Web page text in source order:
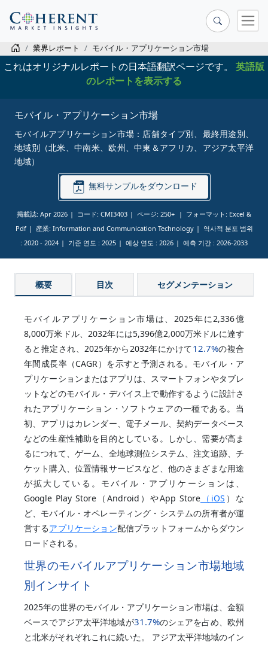
業界レポート モバイル・アプリケーション市場
これはオリジナルレポートの日本語翻訳ページです。 英語版
のレポートを表示する
モバイル・アプリケーション市場
モバイルアプリケーション市場：店舗タイプ別、最終用途別、
地域別（北米、中南米、欧州、中東＆アフリカ、アジア太平洋
地域）
無料サンプルをダウンロード
掲載誌: Apr 2026 コード: CMI3403 ページ: 250+
フォーマット: Excel &
Pdf
産業: Information and Communication Technology
역사적 분포 범위
: 2020 - 2024 기준 연도 : 2025 예상 연도 : 2026 예측 기간 : 2026-2033
概要 目次 セグメンテーション
モバイルアプリケーション市場は、2025年に2,336億
8,000万米ドル、2032年には5,396億2,000万米ドルに達す
ると推定され、2025年から2032年にかけて12.7%の複合
年間成長率（CAGR）を示すと予測される。モバイル・ア
プリケーションまたはアプリは、スマートフォンやタブレ
ットなどのモバイル・デバイス上で動作するように設計さ
れたアプリケーション・ソフトウェアの一種である。当
初、アプリはカレンダー、電子メール、契約データベース
などの生産性補助を目的としている。しかし、需要が高ま
るにつれて、ゲーム、全地球測位システム、注文追跡、チ
ケット購入、位置情報サービスなど、他のさまざまな用途
が拡大している。モバイル・アプリケーションは、
Google Play Store（Android）やApp Store （iOS ）な
ど、モバイル・オペレーティング・システムの所有者が運
営するアプリケーション配信プラットフォームからダウン
ロードされる。
世界のモバイルアプリケーション市場地域
別インサイト
2025年の世界のモバイル・アプリケーション市場は、金額
ベースでアジア太平洋地域が31.7%のシェアを占め、欧州
と北米がそれぞれこれに続いた。 アジア太平洋地域のイン